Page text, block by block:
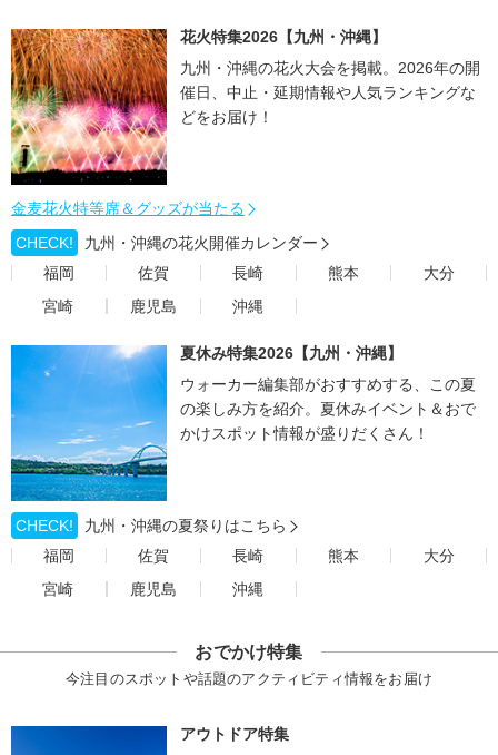
花火特集2026【九州・沖縄】
九州・沖縄の花火大会を掲載。2026年の開
催日、中止・延期情報や人気ランキングな
どをお届け！
金麦花火特等席＆グッズが当たる
CHECK!
九州・沖縄の花火開催カレンダー
福岡
佐賀 長崎 熊本
大分
宮崎
鹿児島 沖縄
夏休み特集2026【九州・沖縄】
ウォーカー編集部がおすすめする、この夏
の楽しみ方を紹介。夏休みイベント＆おで
かけスポット情報が盛りだくさん！
CHECK!
九州・沖縄の夏祭りはこちら
福岡
佐賀 長崎 熊本
大分
宮崎
鹿児島 沖縄
おでかけ特集
今注目のスポットや話題のアクティビティ情報をお届け
アウトドア特集